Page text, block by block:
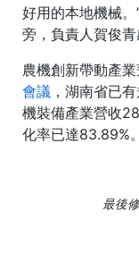
好用的本地機械
旁，負責人賀俊青
農機創新帶動產
會議 ，湖南省已
機裝備產業營收
化率已達83.89%。
最後